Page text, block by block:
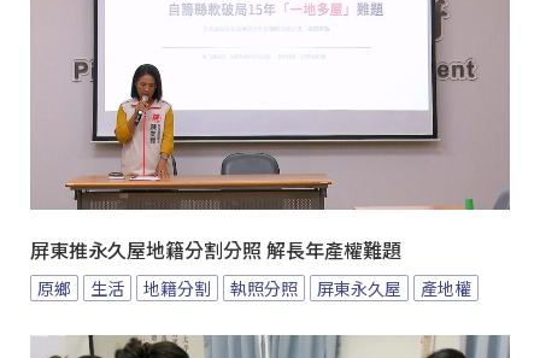
屏東推永久屋地籍分割分照 解長年產權難題
原鄉 生活 地籍分割 執照分照 屏東永久屋 產地權